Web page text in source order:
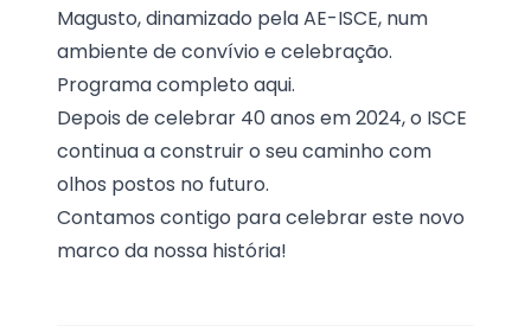
Magusto, dinamizado pela AE-ISCE, num
ambiente de convívio e celebração.
Programa completo aqui.
Depois de celebrar 40 anos em 2024, o ISCE
continua a construir o seu caminho com
olhos postos no futuro.
Contamos contigo para celebrar este novo
marco da nossa história!